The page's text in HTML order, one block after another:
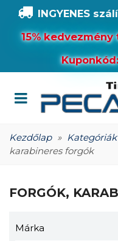
INGYENES
15%
Kezdőlap » Kategóriák
karabineres forgók
FORGÓK,
Márka